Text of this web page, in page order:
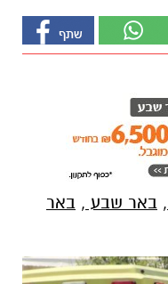
, באר שבע , באר